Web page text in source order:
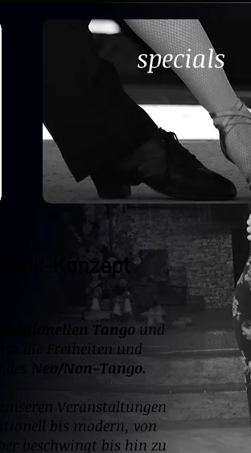
specials
Konzept
traditionellen Tangound
die Freiheiten und
Neo/Non-Tango.
Veranstaltungen
bis modern, von
beschwingt bis hin zu